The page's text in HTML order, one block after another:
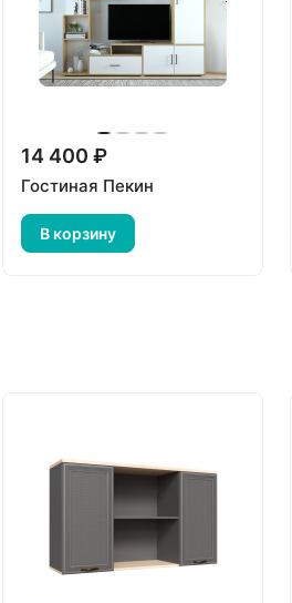
14 400 ₽
Гостиная Пекин
В корзину